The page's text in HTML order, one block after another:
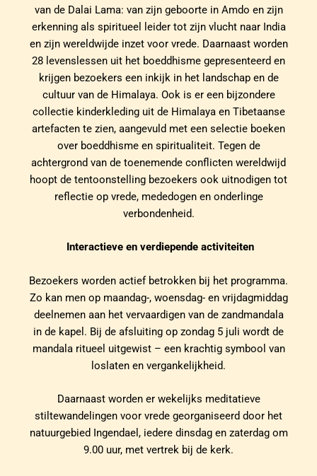
van de Dalai Lama: van zijn geboorte in Amdo en zijn
erkenning als spiritueel leider tot zijn vlucht naar India
en zijn wereldwijde inzet voor vrede. Daarnaast worden
28 levenslessen uit het boeddhisme gepresenteerd en
krijgen bezoekers een inkijk in het landschap en de
cultuur van de Himalaya. Ook is er een bijzondere
collectie kinderkleding uit de Himalaya en Tibetaanse
artefacten te zien, aangevuld met een selectie boeken
over boeddhisme en spiritualiteit. Tegen de
achtergrond van de toenemende conflicten wereldwijd
hoopt de tentoonstelling bezoekers ook uitnodigen tot
reflectie op vrede, mededogen en onderlinge
verbondenheid.
Interactieve en verdiepende activiteiten
Bezoekers worden actief betrokken bij het programma.
Zo kan men op maandag-, woensdag- en vrijdagmiddag
deelnemen aan het vervaardigen van de zandmandala
in de kapel. Bij de afsluiting op zondag 5 juli wordt de
mandala ritueel uitgewist – een krachtig symbool van
loslaten en vergankelijkheid.
Daarnaast worden er wekelijks meditatieve
stiltewandelingen voor vrede georganiseerd door het
natuurgebied Ingendael, iedere dinsdag en zaterdag om
9.00 uur, met vertrek bij de kerk.